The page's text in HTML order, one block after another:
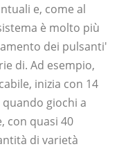
e, come al
è molto più
dei pulsanti'
di. Ad esempio,
inizia con 14
giochi a
con quasi 40
di varietà